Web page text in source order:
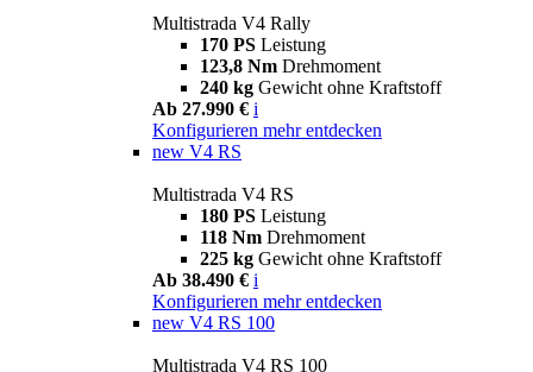
Multistrada V4 Rally
170 PS Leistung
123,8 Nm Drehmoment
240 kg Gewicht ohne Kraftstoff
Ab 27.990 € i
Konfigurieren mehr entdecken
new V4 RS
Multistrada V4 RS
180 PS Leistung
118 Nm Drehmoment
225 kg Gewicht ohne Kraftstoff
Ab 38.490 € i
Konfigurieren mehr entdecken
new V4 RS 100
Multistrada V4 RS 100